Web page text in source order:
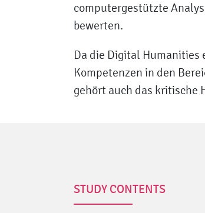
computergestützte
bewerten.
Da die Digital
Kompetenzen in den
gehört auch das kritische
STUDY CONTENTS